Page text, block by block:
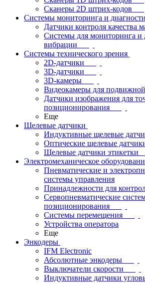
Сканеры 2D штрих-кодов
Системы мониторинга и
Датчики контроля качества
Системы для мониторинга и
вибрации
Системы технического зрения
2D-датчики
3D-датчики
3D-камеры
Видеокамеры для
Датчики изображения для
позиционирования
Еще
Щелевые датчики
Индуктивные щелевые
Оптические щелевые
Щелевые датчики этикетки
Электромеханическое
Пневматические и
системы управления
Принадлежности для
Сервопневматические
позиционирования
Системы перемещения
Устройства оператора
Еще
Энкодеры
IFM Electronic
Абсолютные энкодеры
Выключатели скорости
Индуктивные датчики